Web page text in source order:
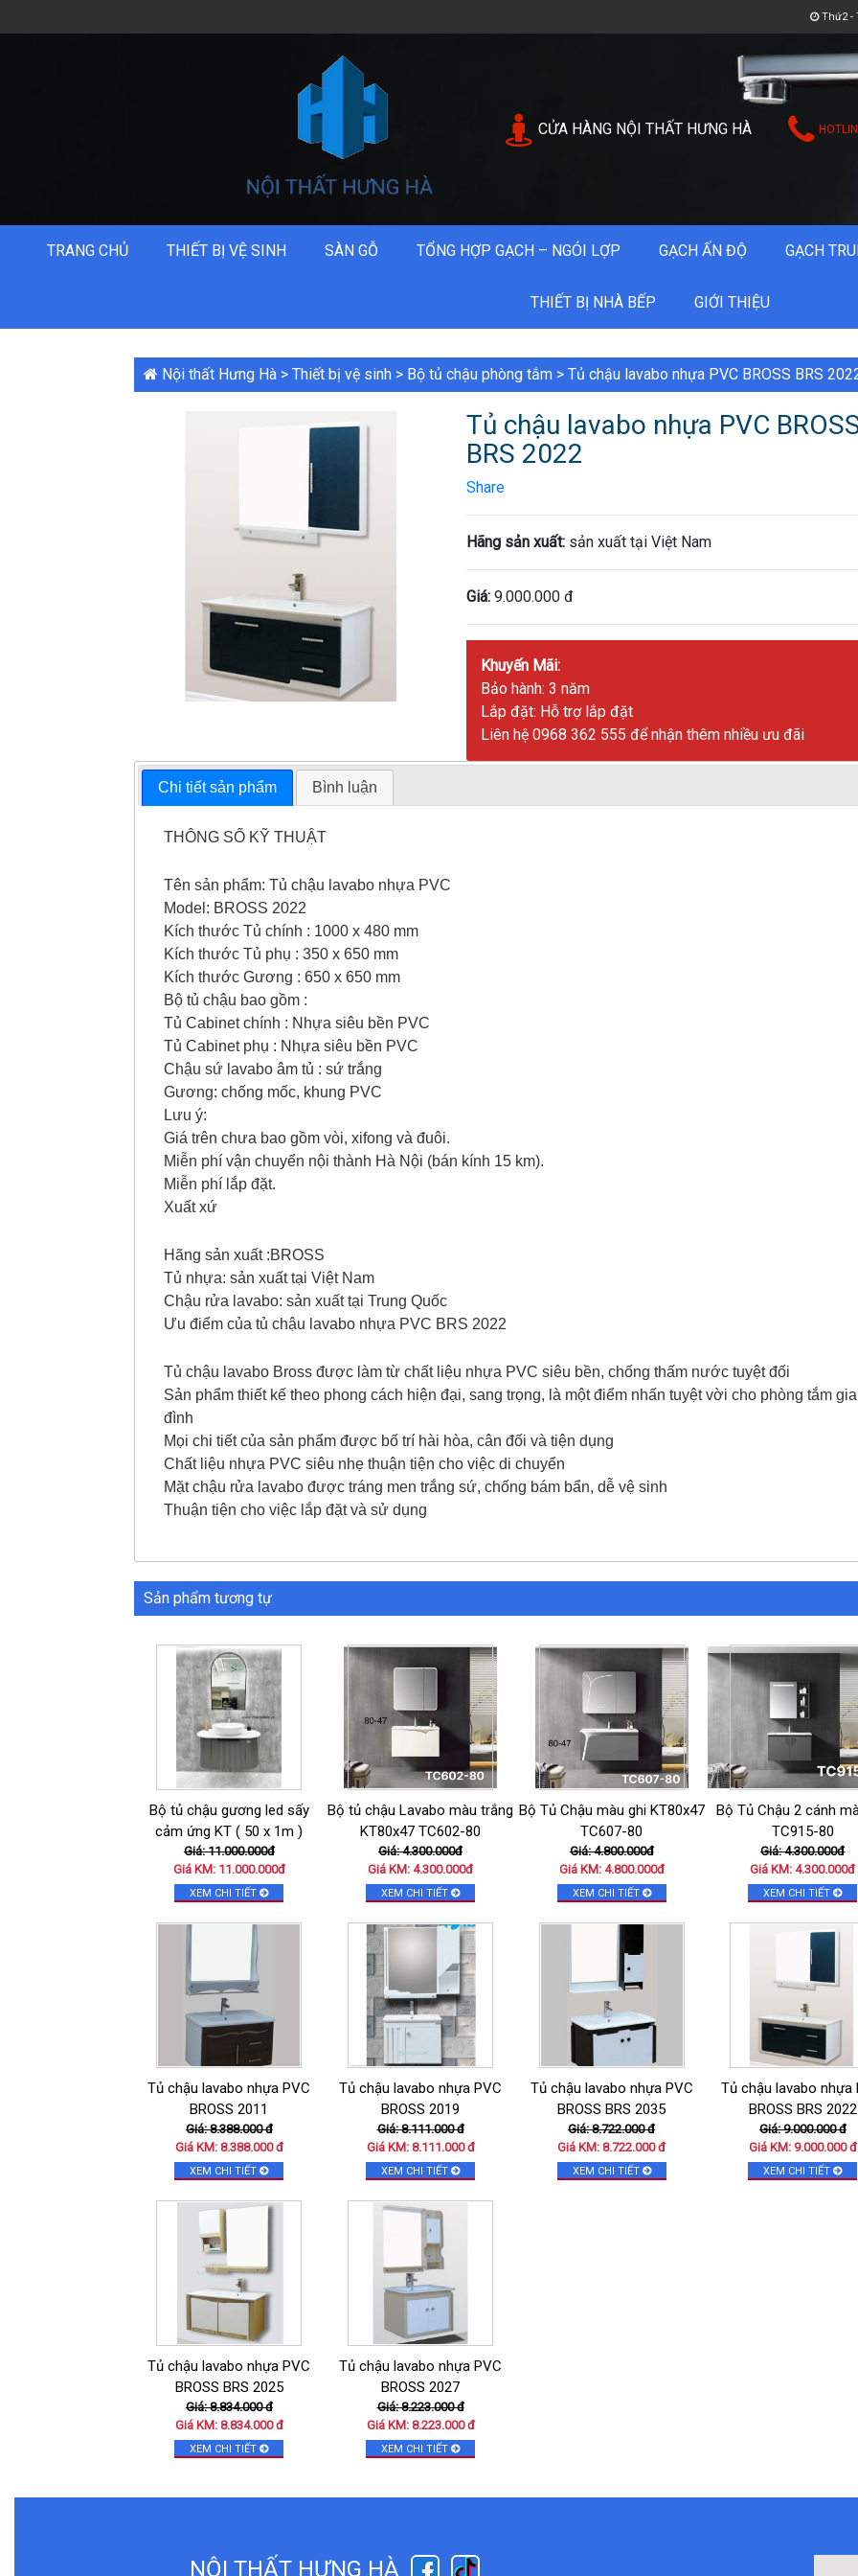
Thứ2 -
CỬA HÀNG NỘI THẤT HƯNG HÀ
TRANG CHỦ THIẾT BỊ VỆ SINH SÀN GỖ TỔNG HỢP GẠCH – NGÓI LỢP GẠCH ẤN ĐỘ GẠCH
THIẾT BỊ NHÀ BẾP GIỚI THIỆU
Nội thất Hưng Hà> Thiết bị vệ sinh> Bộ tủ chậu phòng tắm> Tủ chậu lavabo nhựa PVC BROSS BRS
Tủ chậu lavabo nhựa PVC
BRS 2022
Share
Hãng sản xuất: sản xuất tại Việt Nam
Giá:9.000.000 đ
Khuyến Mãi:
Bảo hành: 3 năm
Lắp đặt: Hỗ trợ lắp đặt
Liên hệ 0968 362 555 để nhận thêm nhiều ưu đãi
Chi tiết sản phẩm Bình luận
THÔNG SỐ KỸ THUẬT
Tên sản phẩm: Tủ chậu lavabo nhựa PVC
Model: BROSS 2022
Kích thước Tủ chính : 1000 x 480 mm
Kích thước Tủ phụ : 350 x 650 mm
Kích thước Gương : 650 x 650 mm
Bộ tủ chậu bao gồm :
Tủ Cabinet chính : Nhựa siêu bền PVC
Tủ Cabinet phụ : Nhựa siêu bền PVC
Chậu sứ lavabo âm tủ : sứ trắng
Gương: chống mốc, khung PVC
Lưu ý:
Giá trên chưa bao gồm vòi, xifong và đuôi.
Miễn phí vận chuyển nội thành Hà Nội (bán kính 15 km).
Miễn phí lắp đặt.
Xuất xứ
Hãng sản xuất :BROSS
Tủ nhựa: sản xuất tại Việt Nam
Chậu rửa lavabo: sản xuất tại Trung Quốc
Ưu điểm của tủ chậu lavabo nhựa PVC BRS 2022
Tủ chậu lavabo Bross được làm từ chất liệu nhựa PVC siêu bền, chống thấm nước tuyệt đối
Sản phẩm thiết kế theo phong cách hiện đại, sang trọng, là một điểm nhấn tuyệt vời cho phòng tắm gia
đình
Mọi chi tiết của sản phẩm được bố trí hài hòa, cân đối và tiện dụng
Chất liệu nhựa PVC siêu nhẹ thuận tiện cho việc di chuyển
Mặt chậu rửa lavabo được tráng men trắng sứ, chống bám bẩn, dễ vệ sinh
Thuận tiện cho việc lắp đặt và sử dụng
Sản phẩm tương tự
Bộ tủ chậu gương led sấy
cảm ứng KT ( 50 x 1m )
Giá: 11.000.000đ
Giá KM: 11.000.000đ
XEM CHI TIẾT
Bộ tủ chậu Lavabo màu trắng
KT80x47 TC602-80
Giá: 4.300.000đ
Giá KM: 4.300.000đ
XEM CHI TIẾT
Bộ Tủ Chậu màu ghi KT80x47
TC607-80
Giá: 4.800.000đ
Giá KM: 4.800.000đ
XEM CHI TIẾT
Bộ Tủ Chậu 2 cánh
TC915-80
Giá: 4.300.000đ
Giá KM: 4.300.000đ
XEM CHI TIẾT
Tủ chậu lavabo nhựa PVC
BROSS 2011
Giá: 8.388.000 đ
Giá KM: 8.388.000 đ
XEM CHI TIẾT
Tủ chậu lavabo nhựa PVC
BROSS 2019
Giá: 8.111.000 đ
Giá KM: 8.111.000 đ
XEM CHI TIẾT
Tủ chậu lavabo nhựa PVC
BROSS BRS 2035
Giá: 8.722.000 đ
Giá KM: 8.722.000 đ
XEM CHI TIẾT
Tủ chậu lavabo nhựa
BROSS BRS 2022
Giá: 9.000.000 đ
Giá KM: 9.000.000 đ
XEM CHI TIẾT
Tủ chậu lavabo nhựa PVC
BROSS BRS 2025
Giá: 8.834.000 đ
Giá KM: 8.834.000 đ
XEM CHI TIẾT
Tủ chậu lavabo nhựa PVC
BROSS 2027
Giá: 8.223.000 đ
Giá KM: 8.223.000 đ
XEM CHI TIẾT
NỘI THẤT HƯNG HÀ